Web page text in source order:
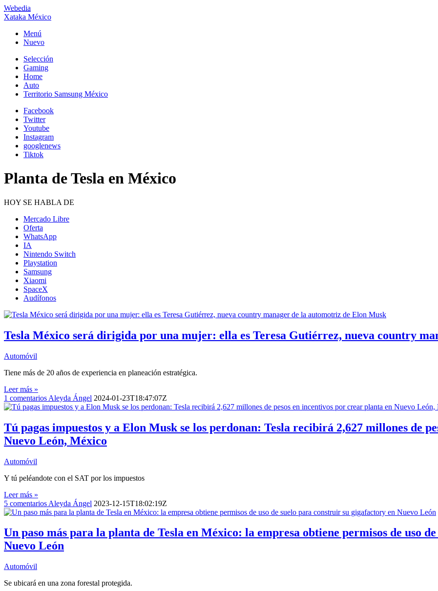
Webedia
Xataka México
Menú
Nuevo
Selección
Gaming
Home
Auto
Territorio Samsung México
Facebook
Twitter
Youtube
Instagram
googlenews
Tiktok
Planta de Tesla en México
HOY SE HABLA DE
Mercado Libre
Oferta
WhatsApp
IA
Nintendo Switch
Playstation
Samsung
Xiaomi
SpaceX
Audífonos
Tesla México será dirigida por una mujer: ella es Teresa Gutiérrez, nueva country
Automóvil
Tiene más de 20 años de experiencia en planeación estratégica.
Leer más »
1 comentarios Aleyda Ángel 2024-01-23T18:47:07Z
Tú pagas impuestos y a Elon Musk se los perdonan: Tesla recibirá 2,627 millones de
Nuevo León, México
Automóvil
Y tú peléandote con el SAT por los impuestos
Leer más »
5 comentarios Aleyda Ángel 2023-12-15T18:02:19Z
Un paso más para la planta de Tesla en México: la empresa obtiene permisos de uso
Nuevo León
Automóvil
Se ubicará en una zona forestal protegida.